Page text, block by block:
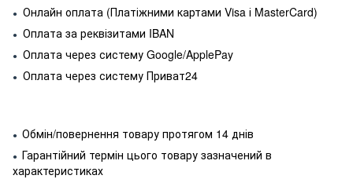
● Онлайн оплата (Платіжними картами Visa і MasterCard)
● Оплата за реквізитами IBAN
● Оплата через систему Google/ApplePay
● Оплата через систему Приват24
● Обмін/повернення товару протягом 14 днів
● Гарантійний термін цього товару зазначений в
характеристиках